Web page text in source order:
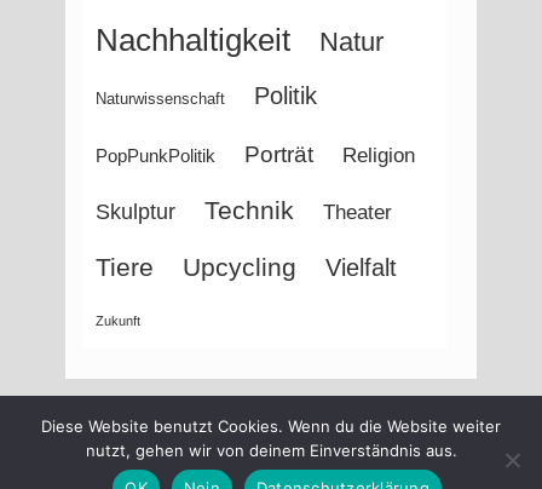
Nachhaltigkeit Natur
Naturwissenschaft Politik
PopPunkPolitik Porträt Religion
Skulptur Technik Theater
Tiere Upcycling Vielfalt
Zukunft
Diese Website benutzt Cookies. Wenn du die Website weiter
nutzt, gehen wir von deinem Einverständnis aus.